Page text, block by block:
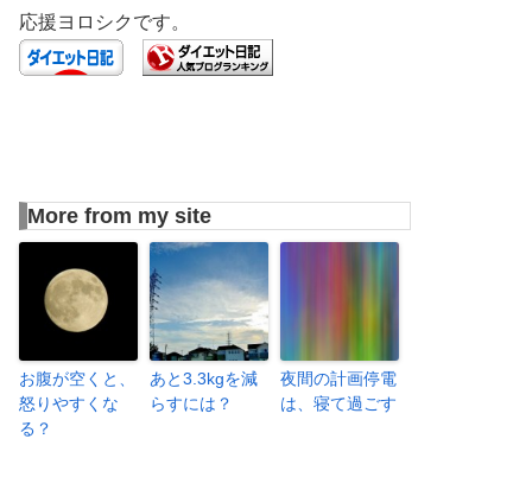
応援ヨロシクです。
More from my site
お腹が空くと、
怒りやすくな
る？
あと3.3kgを減
らすには？
夜間の計画停電
は、寝て過ごす